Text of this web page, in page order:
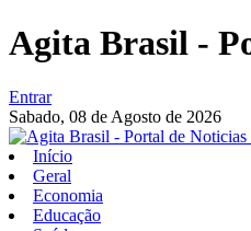
Agita Brasil -
Entrar
Sabado, 08 de Agosto de 2026
Início
Geral
Economia
Educação